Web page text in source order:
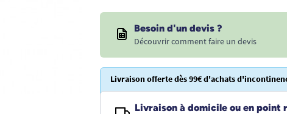
Besoin d'un devis ?
Découvrir comment faire un devis
Livraison offerte dès 99€ d'achats
Livraison à domicile ou en point